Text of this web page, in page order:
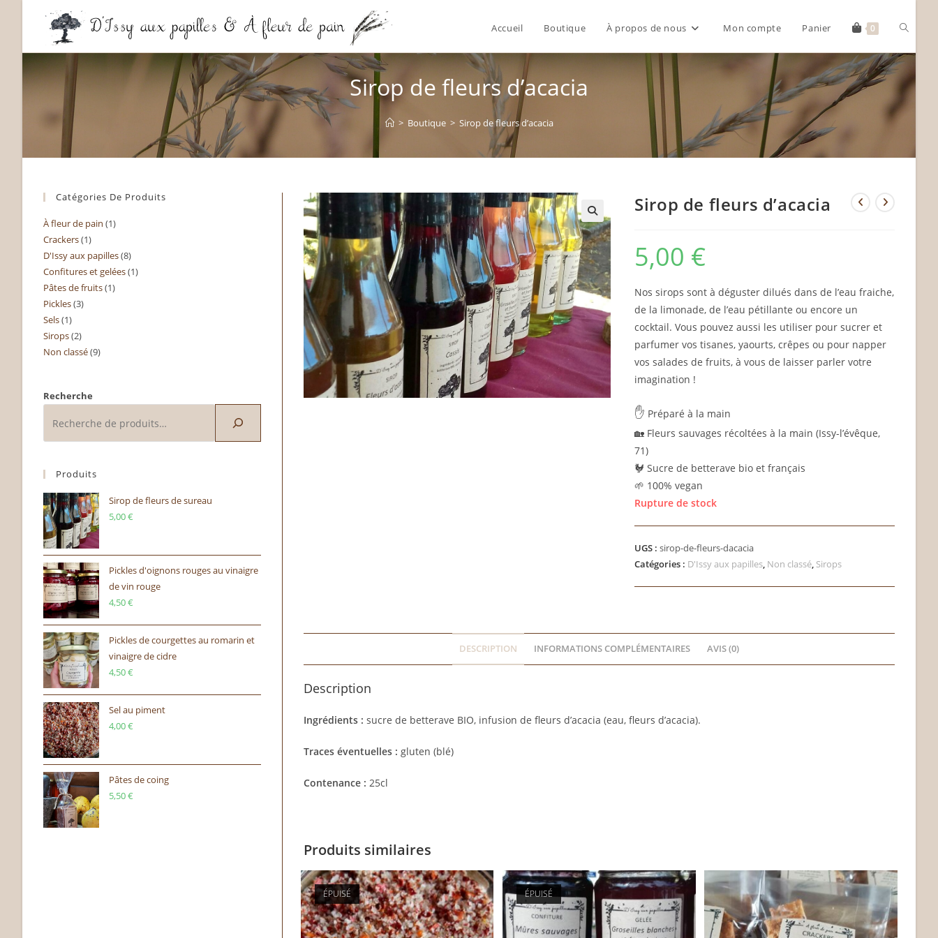
Accueil Boutique À propos de nous Mon compte Panier 0 Toggle
website
Sirop de fleurs d’acacia
> Boutique > Sirop de fleurs d’acacia
🔍
Sirop de fleurs d’acacia
5,00 €
Nos sirops sont à déguster dilués dans de l’eau fraiche,
de la limonade, de l’eau pétillante ou encore un
cocktail. Vous pouvez aussi les utiliser pour sucrer et
parfumer vos tisanes, yaourts, crêpes ou pour napper
vos salades de fruits, à vous de laisser parler votre
imagination !
✋ Préparé à la main
🏡 Fleurs sauvages récoltées à la main (Issy-l’évêque,
71)
🐓 Sucre de betterave bio et français
🌱 100% vegan
Rupture de stock
UGS :sirop-de-fleurs-dacacia
Catégories : D'Issy aux papilles, Non classé, Sirops
DESCRIPTION INFORMATIONS COMPLÉMENTAIRES AVIS (0)
Description
Ingrédients : sucre de betterave BIO, infusion de fleurs d’acacia (eau, fleurs d’acacia).
Traces éventuelles : gluten (blé)
Contenance : 25cl
Produits similaires
ÉPUISÉ ÉPUISÉ
Catégories De Produits
À fleur de pain 11
Crackers 11
produit
D'Issy aux papilles 88
produits
Confitures et gelées 11
Pâtes de fruits 11
Pickles 33
Sels 11
produit
Sirops 22
produits
Non classé 99
Recherche
Produits
Sirop de fleurs de sureau
5,00€
Pickles d'oignons rouges au vinaigre
de vin rouge
4,50€
Pickles de courgettes au romarin et
vinaigre de cidre
4,50€
Sel au piment
4,00€
Pâtes de coing
5,50€